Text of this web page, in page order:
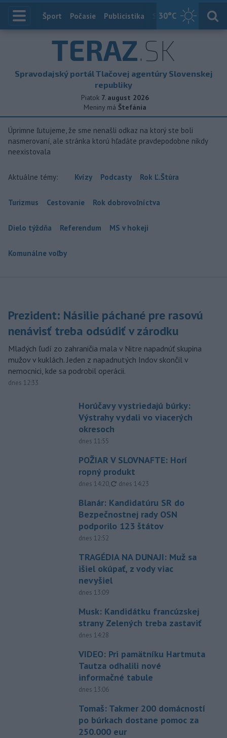
30°C
Index
Šport Počasie Publicistika Slovensko
TERAZ.SK
Spravodajský portál Tlačovej agentúry Slovenskej
republiky
Piatok 7. august 2026
Meniny má Štefánia
Úprimne ľutujeme, že sme nenašli odkaz na ktorý ste boli
nasmerovaní, ale stránka ktorú hľadáte pravdepodobne nikdy
neexistovala
Aktuálne témy: Kvízy Podcasty Rok Ľ.Štúra
Turizmus Cestovanie Rok dobrovoľníctva
Dielo týždňa Referendum MS v hokeji
Komunálne voľby
Prezident: Násilie páchané pre rasovú
nenávisť treba odsúdiť v zárodku
Mladých ľudí zo zahraničia mala v Nitre napadnúť skupina
mužov v kuklách. Jeden z napadnutých Indov skončil v
nemocnici, kde sa podrobil operácii.
dnes 12:33
Horúčavy vystriedajú búrky:
Výstrahy vydali vo viacerých
okresoch
dnes 11:55
POŽIAR V SLOVNAFTE: Horí
ropný produkt
dnes 14:20, aktualizované
dnes 14:23
Blanár: Kandidatúru SR do
Bezpečnostnej rady OSN
podporilo 123 štátov
dnes 12:52
TRAGÉDIA NA DUNAJI: Muž sa
išiel okúpať, z vody viac
nevyšiel
dnes 13:09
Musk: Kandidátku francúzskej
strany Zelených treba zastaviť
dnes 14:28
VIDEO: Pri pamätníku Hartmuta
Tautza odhalili nové
informačné tabule
dnes 13:06
Tomaš: Takmer 200 domácností
po búrkach dostane pomoc za
250.000 eur